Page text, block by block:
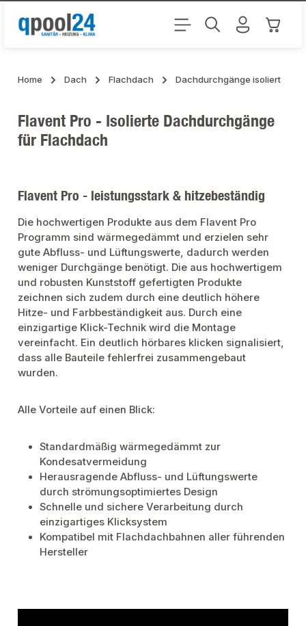
Zum Hauptinhalt springen
Home Dach Flachdach Dachdurchgänge isoliert
Flavent Pro - Isolierte Dachdurchgänge
für Flachdach
Flavent Pro - leistungsstark & hitzebeständig
Die hochwertigen Produkte aus dem Flavent Pro
Programm sind wärmegedämmt und erzielen sehr
gute Abfluss- und Lüftungswerte, dadurch werden
weniger Durchgänge benötigt. Die aus hochwertigem
und robusten Kunststoff gefertigten Produkte
zeichnen sich zudem durch eine deutlich höhere
Hitze- und Farbbeständigkeit aus. Durch eine
einzigartige Klick-Technik wird die Montage
vereinfacht. Ein deutlich hörbares klicken signalisiert,
dass alle Bauteile fehlerfrei zusammengebaut
wurden.
Alle Vorteile auf einen Blick:
Standardmäßig wärmegedämmt zur
Kondesatvermeidung
Herausragende Abfluss- und Lüftungswerte
durch strömungsoptimiertes Design
Schnelle und sichere Verarbeitung durch
einzigartiges Klicksystem
Kompatibel mit Flachdachbahnen aller führenden
Hersteller